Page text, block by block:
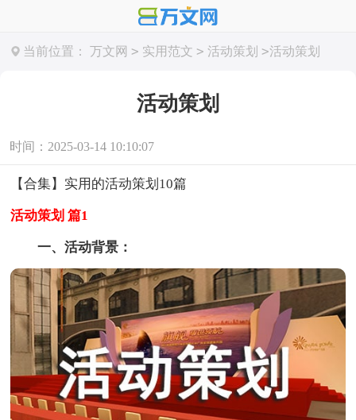
当前位置： 万文网 > 实用范文 > 活动策划 >活动策划
活动策划
时间：2025-03-14 10:10:07
【合集】实用的活动策划10篇
活动策划 篇1
一、活动背景：